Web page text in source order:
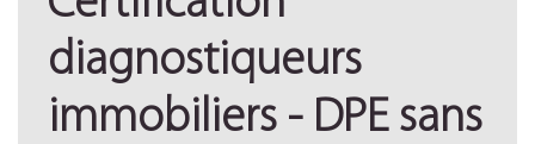
diagnostiqueurs
immobiliers - DPE sans